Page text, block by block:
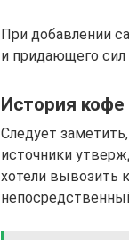
При добавлении
и придающего сил
История кофе
Следует
источники
хотели вывозить